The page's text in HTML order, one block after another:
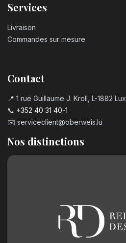
Services
Livraison
Commandes sur mesure
Contact
📍 1 rue Guillaume J. Kroll, L-1882
📞 +352 40 31 40-1
✉️ serviceclient@oberweis.lu
Nos distinctions